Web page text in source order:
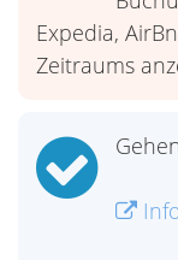
Expedia,
Zeitraums